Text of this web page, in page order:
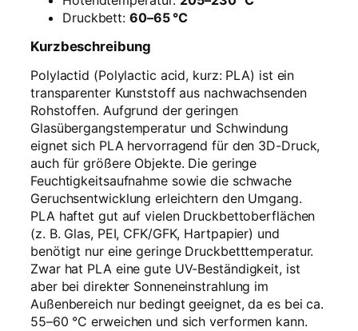
Druckbett: 60–65 °C
Kurzbeschreibung
Polylactid (Polylactic acid, kurz: PLA) ist ein
transparenter Kunststoff aus nachwachsenden
Rohstoffen. Aufgrund der geringen
Glasübergangstemperatur und Schwindung
eignet sich PLA hervorragend für den 3D-Druck,
auch für größere Objekte. Die geringe
Feuchtigkeitsaufnahme sowie die schwache
Geruchsentwicklung erleichtern den Umgang.
PLA haftet gut auf vielen Druckbettoberflächen
(z. B. Glas, PEI, CFK/GFK, Hartpapier) und
benötigt nur eine geringe Druckbetttemperatur.
Zwar hat PLA eine gute UV-Beständigkeit, ist
aber bei direkter Sonneneinstrahlung im
Außenbereich nur bedingt geeignet, da es bei ca.
55–60 °C erweichen und sich verformen kann.